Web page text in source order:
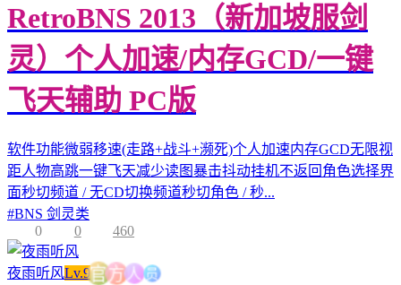
RetroBNS 2013（新加坡服剑
灵）个人加速/内存GCD/一键
飞天辅助 PC版
软件功能微弱移速(走路+战斗+濒死)个人加速内存GCD无限视
距人物高跳一键飞天减少读图暴击抖动挂机不返回角色选择界
面秒切频道 / 无CD切换频道秒切角色 / 秒...
#BNS 剑灵类
0
0 460
夜雨听风Lv.9官方人员